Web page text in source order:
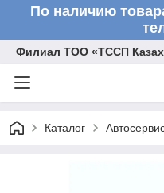
По наличию
Филиал ТОО «ТССП
Каталог